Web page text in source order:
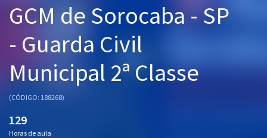
Cursos 20% OFF
Pós
Graduação
OAB
Mentorias
GCM de Sorocaba - SP
- Guarda Civil
Municipal 2ª Classe
(CÓDIGO: 188268)
129
Horas de aula